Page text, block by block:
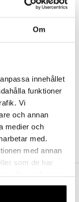
Om
innehållet
funktioner
Vi
och annan
medier och
med.
med annan
som de har
vår webbplats.
ut fra hvilken(e)